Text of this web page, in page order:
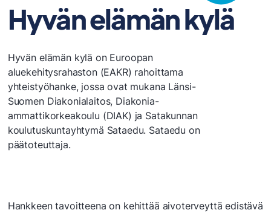
Hyvän elämän kylä
​Hyvän elämän kylä on Euroopan
aluekehitysrahaston (EAKR) rahoittama
yhteistyöhanke, jossa ovat mukana Länsi-
Suomen Diakonialaitos, Diakonia-
ammattikorkeakoulu (DIAK) ja Satakunnan
koulutuskuntayhtymä Sataedu. Sataedu on
päätoteuttaja.
Hankkeen tavoitteena on kehittää aivoterveyttä edistävä